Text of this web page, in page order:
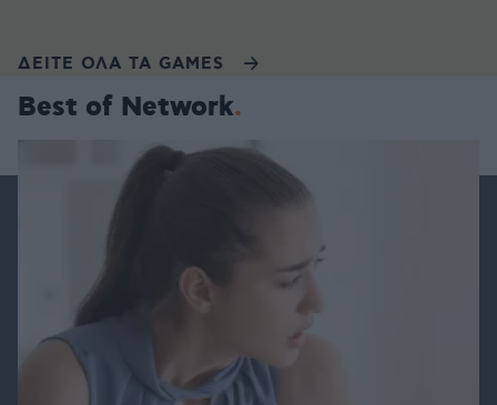
ΔΕΙΤΕ ΟΛΑ ΤΑ GAMES
Best of Network